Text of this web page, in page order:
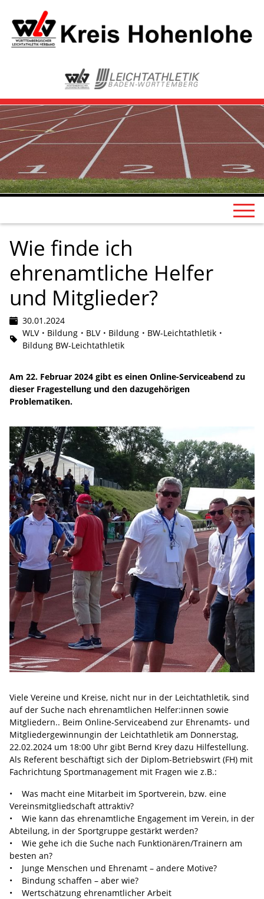
Wie finde ich
ehrenamtliche Helfer
und Mitglieder?
30.01.2024
WLV
Bildung BLV Bildung
BW-Leichtathletik
Bildung BW-Leichtathletik
Am 22. Februar 2024 gibt es einen Online-Serviceabend zu
dieser Fragestellung und den dazugehörigen
Problematiken.
Viele Vereine und Kreise, nicht nur in der Leichtathletik, sind
auf der Suche nach ehrenamtlichen Helfer:innen sowie
Mitgliedern.. Beim Online-Serviceabend zur Ehrenamts- und
Mitgliedergewinnungin der Leichtathletik am Donnerstag,
22.02.2024 um 18:00 Uhr gibt Bernd Krey dazu Hilfestellung.
Als Referent beschäftigt sich der Diplom-Betriebswirt (FH) mit
Fachrichtung Sportmanagement mit Fragen wie z.B.:
• Was macht eine Mitarbeit im Sportverein, bzw. eine
Vereinsmitgliedschaft attraktiv?
• Wie kann das ehrenamtliche Engagement im Verein, in der
Abteilung, in der Sportgruppe gestärkt werden?
• Wie gehe ich die Suche nach Funktionären/Trainern am
besten an?
• Junge Menschen und Ehrenamt – andere Motive?
• Bindung schaffen – aber wie?
• Wertschätzung ehrenamtlicher Arbeit